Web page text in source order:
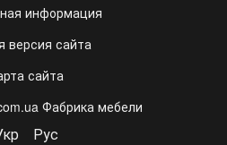
информация
версия сайта
сайта
Фабрика мебели
Рус